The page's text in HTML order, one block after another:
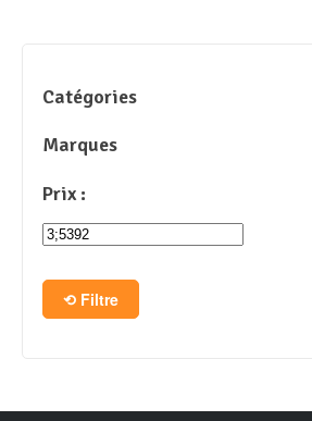
Catégories
Marques
Prix :
Filtre